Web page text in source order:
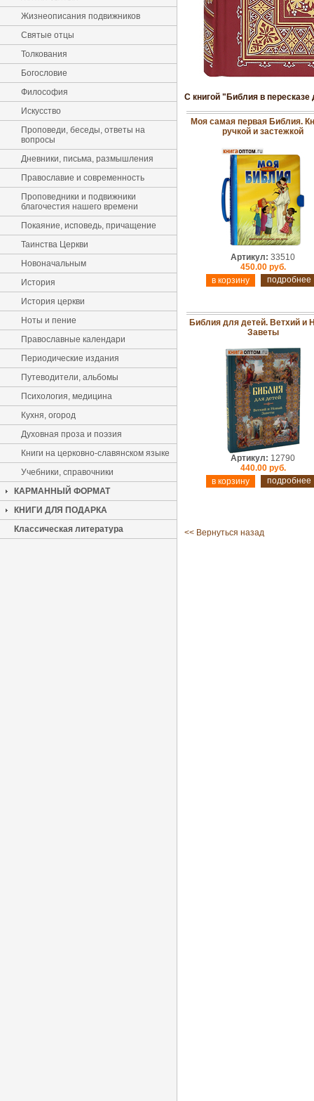
Жизнеописания подвижников
Святые отцы
Толкования
Богословие
Философия
Искусство
Проповеди, беседы, ответы на
вопросы
Дневники, письма, размышления
Православие и современность
Проповедники и подвижники
благочестия нашего времени
Покаяние, исповедь, причащение
Таинства Церкви
Новоначальным
История
История церкви
Ноты и пение
Православные календари
Периодические издания
Путеводители, альбомы
Психология, медицина
Кухня, огород
Духовная проза и поэзия
Книги на церковно-славянском языке
Учебники, справочники
КАРМАННЫЙ ФОРМАТ
КНИГИ ДЛЯ ПОДАРКА
Классическая литература
С книгой "Библия в
Моя самая первая Библия.
ручкой и застежкой
Артикул: 33510
450.00 руб.
подробнее
Библия для детей. Ветхий и
Заветы
Артикул: 12790
440.00 руб.
подробнее
<< Вернуться назад